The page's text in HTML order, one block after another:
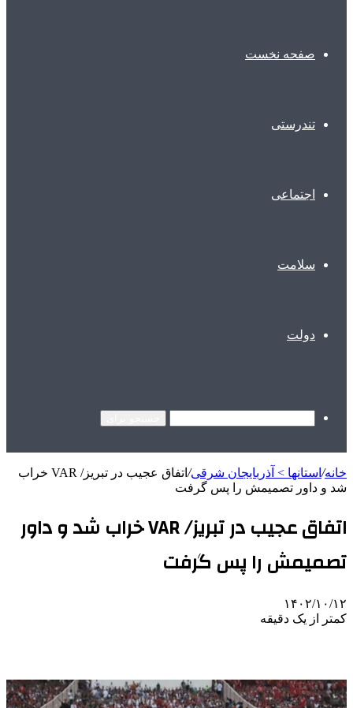
صفحه نخست
تندرستی
اجتماعی
سلامت
دولت
خانه/ استانها > آذربایجان شرقی/
اتفاق عجیب در تبریز/ VAR خراب
شد و داور تصمیمش را پس گرفت
اتفاق عجیب در تبریز/ VAR خراب شد و داور
تصمیمش را پس گرفت
۱۴۰۲/۱۰/۱۲
کمتر از یک دقیقه